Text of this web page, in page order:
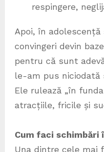
respingere,
Apoi, în
convingeri devin
pentru că sunt
le-am pus niciodată
Ele rulează „în
atracțiile, fricile și
Cum faci schimbări
Una dintre cele mai